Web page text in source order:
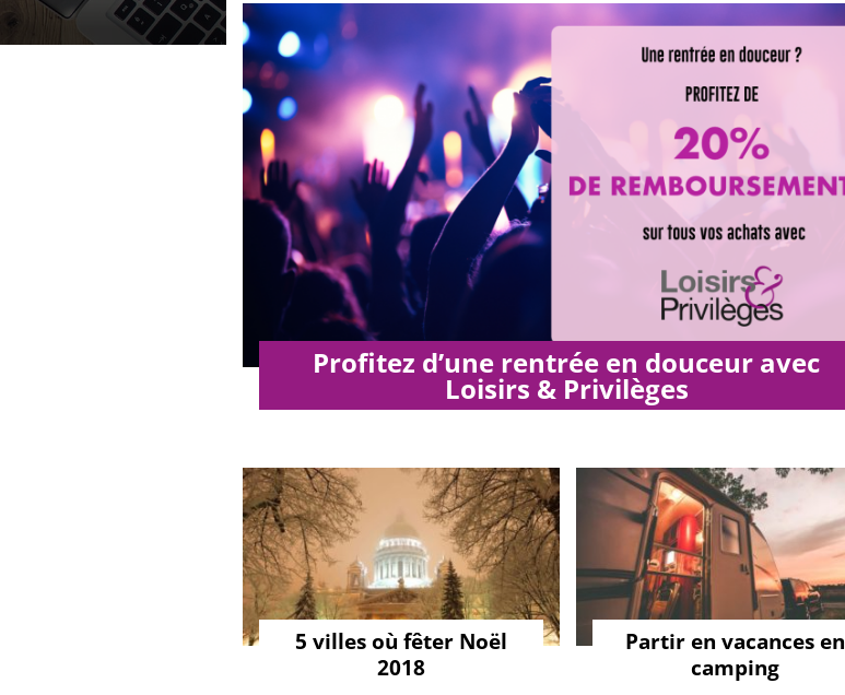
Profitez d’une rentrée en douceur avec
Loisirs & Privilèges
5 villes où fêter Noël
2018
Partir en vacances en
camping